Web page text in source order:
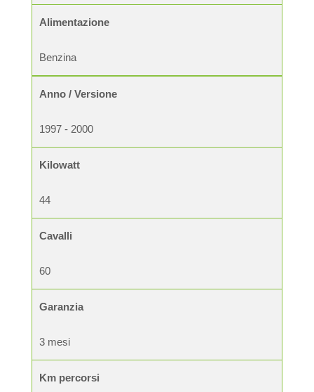
Alimentazione
Benzina
Anno / Versione
1997 - 2000
Kilowatt
44
Cavalli
60
Garanzia
3 mesi
Km percorsi